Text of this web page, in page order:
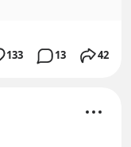
133 13 42